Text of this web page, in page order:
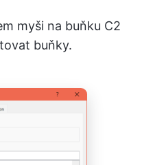
myši na buňku C2
buňky.